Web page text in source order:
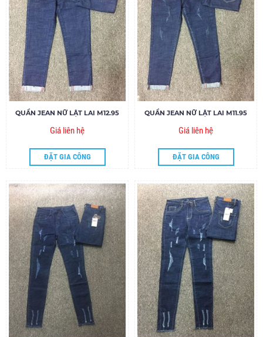
QUẦN JEAN NỮ LẬT LAI M12.95
Giá liên hệ
ĐẶT GIA CÔNG
QUẦN JEAN NỮ LẬT LAI M11.95
Giá liên hệ
ĐẶT GIA CÔNG